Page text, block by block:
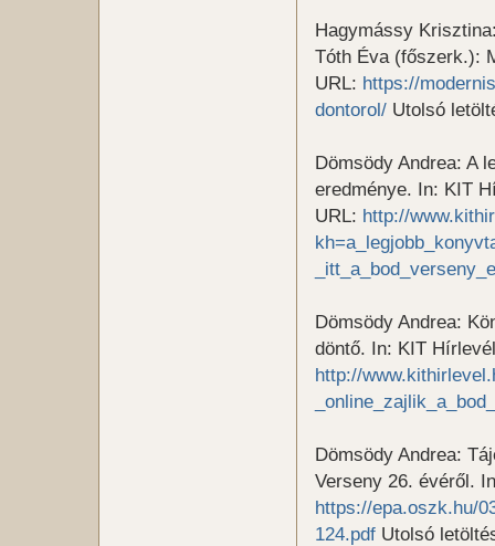
Hagymássy
Tóth Éva (főszerk.):
URL: https://
dontorol/ Utolsó
Dömsödy Andrea: A
eredménye. In: KIT
URL: http://
Dömsödy Andrea:
döntő. In: KIT
http://
Dömsödy Andrea:
Verseny 26. évéről.
https://epa.oszk.hu/
124.pdf Utolsó